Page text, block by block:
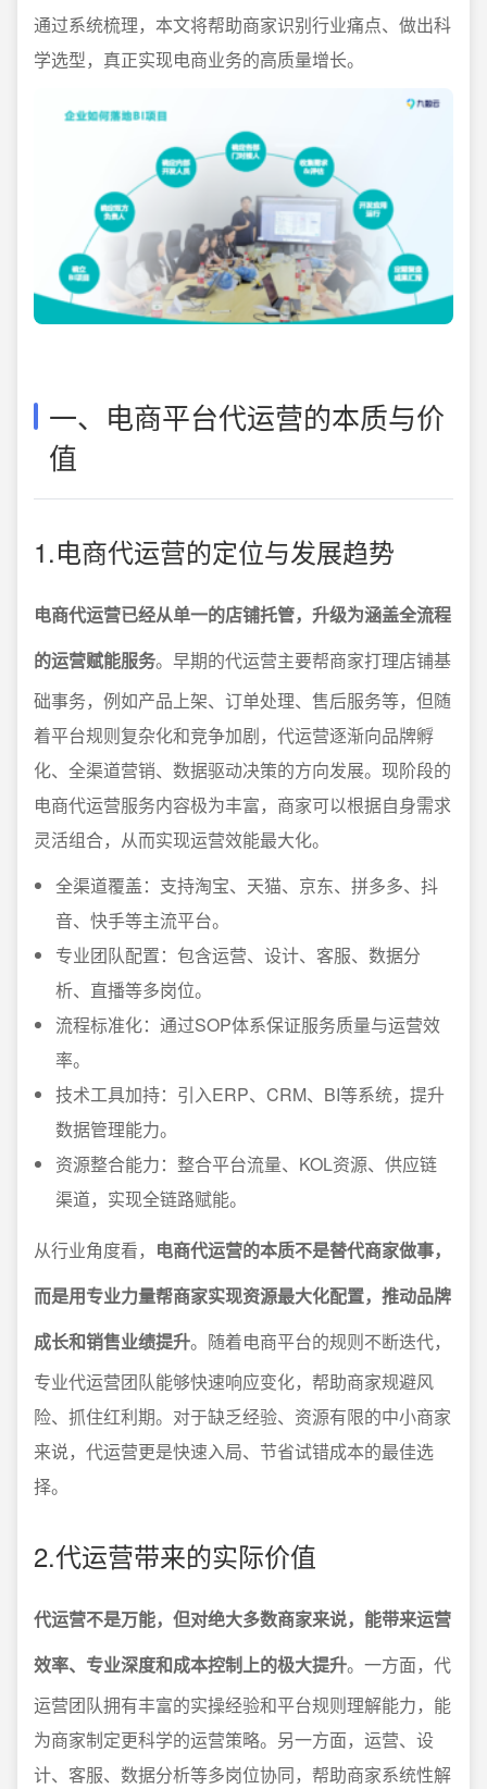
通过系统梳理，本文将帮助商家识别行业痛点、做出科
学选型，真正实现电商业务的高质量增长。
一、电商平台代运营的本质与价
值
1.电商代运营的定位与发展趋势
电商代运营已经从单一的店铺托管，升级为涵盖全流程
的运营赋能服务。早期的代运营主要帮商家打理店铺基
础事务，例如产品上架、订单处理、售后服务等，但随
着平台规则复杂化和竞争加剧，代运营逐渐向品牌孵
化、全渠道营销、数据驱动决策的方向发展。现阶段的
电商代运营服务内容极为丰富，商家可以根据自身需求
灵活组合，从而实现运营效能最大化。
全渠道覆盖：支持淘宝、天猫、京东、拼多多、抖
音、快手等主流平台。
专业团队配置：包含运营、设计、客服、数据分
析、直播等多岗位。
流程标准化：通过SOP体系保证服务质量与运营效
率。
技术工具加持：引入ERP、CRM、BI等系统，提升
数据管理能力。
资源整合能力：整合平台流量、KOL资源、供应链
渠道，实现全链路赋能。
从行业角度看， 电商代运营的本质不是替代商家做事，
而是用专业力量帮商家实现资源最大化配置，推动品牌
成长和销售业绩提升。随着电商平台的规则不断迭代，
专业代运营团队能够快速响应变化，帮助商家规避风
险、抓住红利期。对于缺乏经验、资源有限的中小商家
来说，代运营更是快速入局、节省试错成本的最佳选
择。
2.代运营带来的实际价值
代运营不是万能，但对绝大多数商家来说，能带来运营
效率、专业深度和成本控制上的极大提升。一方面，代
运营团队拥有丰富的实操经验和平台规则理解能力，能
为商家制定更科学的运营策略。另一方面，运营、设
计、客服、数据分析等多岗位协同，帮助商家系统性解